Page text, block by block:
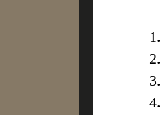
1.
2.
3.
4.